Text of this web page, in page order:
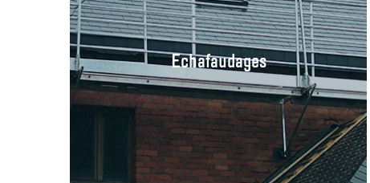
Echafaudages